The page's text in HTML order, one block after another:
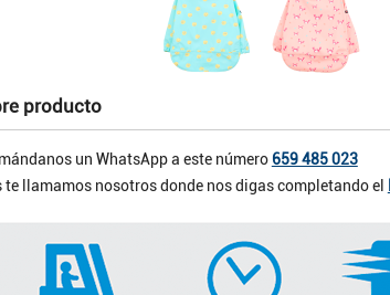
producto
un WhatsApp a este número 659 485 023
te llamamos nosotros donde nos digas completando el